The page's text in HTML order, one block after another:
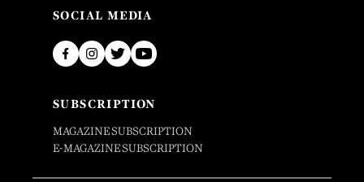
SOCIAL MEDIA
SUBSCRIPTION
MAGAZINE SUBSCRIPTION
E-MAGAZINE SUBSCRIPTION